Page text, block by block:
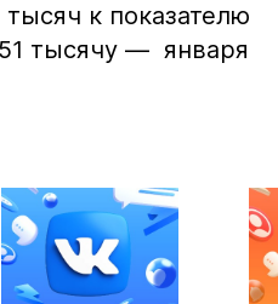
к показателю
тысячу — января